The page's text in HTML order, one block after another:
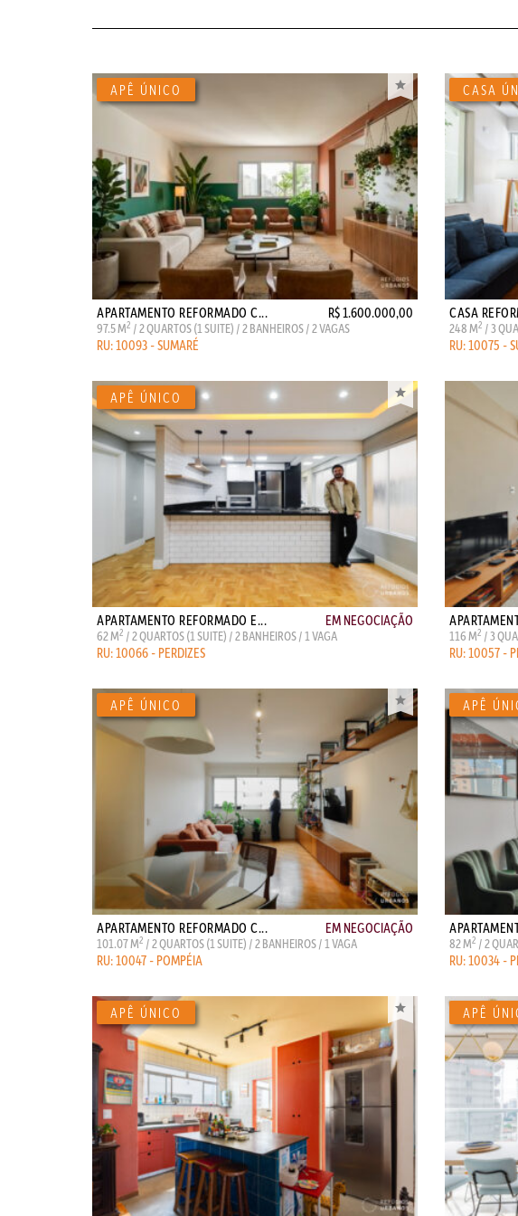
APARTAMENTO REFORMADO C... R$ 1.600.000,00
97.5 M2 / 2 QUARTOS (1 SUITE) / 2 BANHEIROS / 2 VAGAS
RU: 10093 - SUMARÉ
CASA
248 M2 / 3
RU: 10075 -
APARTAMENTO REFORMADO E... EM NEGOCIAÇÃO
62 M2 / 2 QUARTOS (1 SUITE) / 2 BANHEIROS / 1 VAGA
RU: 10066 - PERDIZES
116 M2 / 3
RU: 10057 -
APARTAMENTO REFORMADO C... EM NEGOCIAÇÃO
101.07 M2 / 2 QUARTOS (1 SUITE) / 2 BANHEIROS / 1 VAGA
RU: 10047 - POMPÉIA
82 M2 / 2
RU: 10034 -